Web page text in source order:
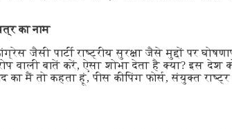
का नाम
जैसी पार्टी राष्ट्रीय सुरक्षा जैसे मुद्दों पर
वाली बातें करें, ऐसा शोभा देता है क्या? इस देश
का मैं तो कहता हूं, पीस कीपिंग फोर्स, संयुक्त